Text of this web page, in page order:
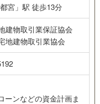
宮」駅 徒歩13分
建物取引業保証協会
地建物取引業協会
ーンなどの資金計画ま